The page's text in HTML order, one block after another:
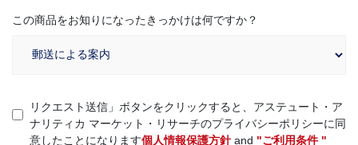
この商品をお知りになったきっかけは何ですか？
リクエスト送信」ボタンをクリックすると、アステュート・ア
ナリティカ マーケット・リサーチのプライバシーポリシーに同
意したことになります個人情報保護方針and "ご利用条件 "